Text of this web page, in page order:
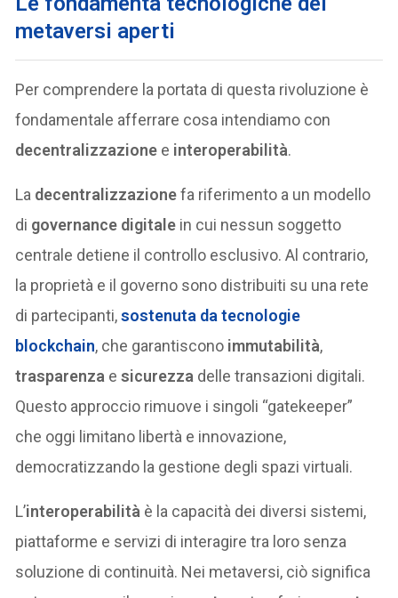
metaversi aperti
Per comprendere la portata di questa rivoluzione è
fondamentale afferrare cosa intendiamo con
decentralizzazione e interoperabilità.
La decentralizzazionefa riferimento a un modello
di governance digitale in cui nessun soggetto
centrale detiene il controllo esclusivo. Al contrario,
la proprietà e il governo sono distribuiti su una rete
di partecipanti,sostenuta da tecnologie
blockchain, che garantiscono immutabilità,
trasparenza esicurezza delle transazioni digitali.
Questo approccio rimuove i singoli “gatekeeper”
che oggi limitano libertà e innovazione,
democratizzando la gestione degli spazi virtuali.
L’interoperabilità è la capacità dei diversi sistemi,
piattaforme e servizi di interagire tra loro senza
soluzione di continuità. Nei metaversi, ciò significa